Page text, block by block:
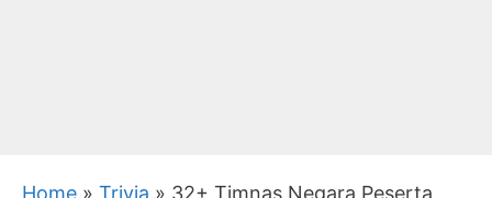
Home » Trivia » 32+ Timnas Negara Peserta